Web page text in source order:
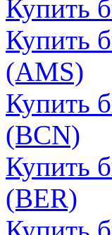
Купить
Купить
(AMS)
Купить
(BCN)
Купить
(BER)